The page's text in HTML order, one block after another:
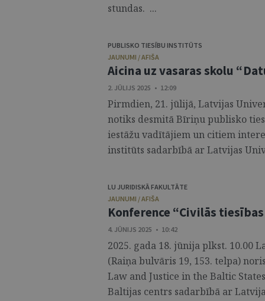
stundas. ...
PUBLISKO TIESĪBU INSTITŪTS
JAUNUMI / AFIŠA
Aicina uz vasaras skolu
2. JŪLIJS 2025 • 12:09
Pirmdien, 21. jūlijā, Latvijas
notiks desmitā Bīriņu publisko
iestāžu vadītājiem un citiem
institūts sadarbībā ar Latvijas
LU JURIDISKĀ FAKULTĀTE
JAUNUMI / AFIŠA
Konference “Civilās
4. JŪNIJS 2025 • 10:42
2025. gada 18. jūnija plkst. 10.00
(Raiņa bulvāris 19, 153. telpa)
Law and Justice in the Baltic
Baltijas centrs sadarbībā ar